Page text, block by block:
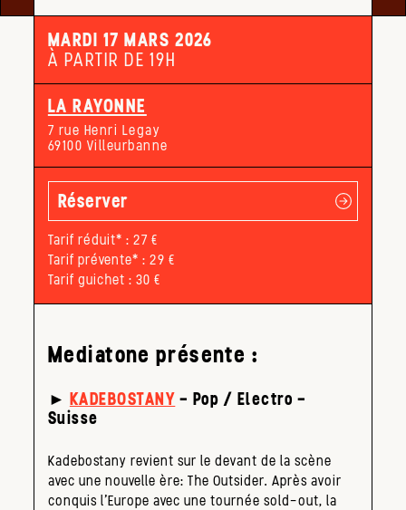
MARDI 17 MARS 2026
À PARTIR DE 19H
LA RAYONNE
7 rue Henri Legay
69100 Villeurbanne
Réserver
Tarif réduit* : 27 €
Tarif prévente* : 29 €
Tarif guichet : 30 €
Mediatone présente :
► KADEBOSTANY – Pop / Electro –
Suisse
Kadebostany revient sur le devant de la scène
avec une nouvelle ère: The Outsider. Après avoir
conquis l’Europe avec une tournée sold-out, la